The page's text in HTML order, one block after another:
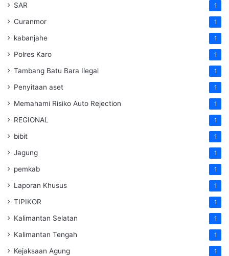
SAR 1
Curanmor 1
kabanjahe 1
Polres Karo 1
Tambang Batu Bara Ilegal 1
Penyitaan aset 1
Memahami Risiko Auto Rejection 1
REGIONAL 1
bibit 1
Jagung 1
pemkab 1
Laporan Khusus 1
TIPIKOR 1
Kalimantan Selatan 1
Kalimantan Tengah 1
Kejaksaan Agung 1